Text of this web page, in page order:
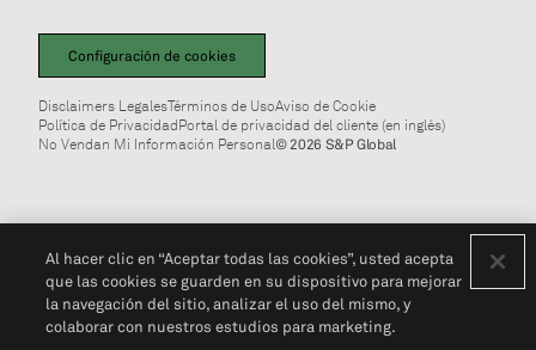
Configuración de cookies
Disclaimers LegalesTérminos de UsoAviso de Cookie
Política de PrivacidadPortal de privacidad del cliente (en inglés)
No Vendan Mi Información Personal© 2026 S&P Global
Al hacer clic en “Aceptar todas las cookies”, usted acepta
que las cookies se guarden en su dispositivo para mejorar
la navegación del sitio, analizar el uso del mismo, y
colaborar con nuestros estudios para marketing.